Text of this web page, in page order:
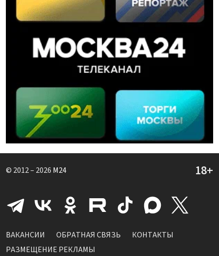
© 2012 – 2026 M24
ВАКАНСИИ ОБРАТНАЯ СВЯЗЬ
КОНТАКТЫ
РАЗМЕЩЕНИЕ РЕКЛАМЫ